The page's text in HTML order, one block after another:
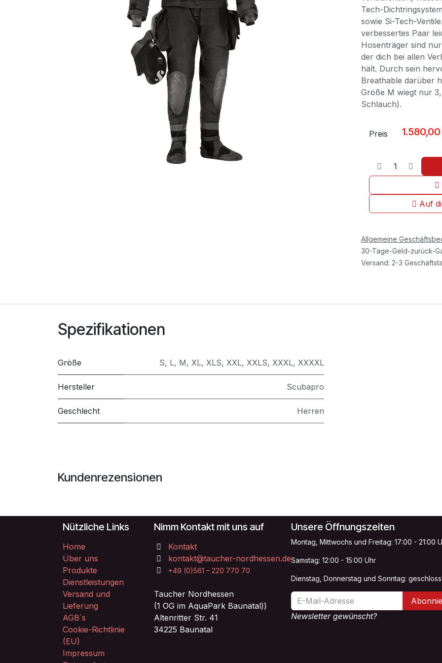
Tech-
sowie Si-Tech-
verbessertes Paar
Hosenträger sind
der dich bei allen
hält. Durch sein
Breathable darüber
Größe M wiegt nur
Schlauch).
Auf
Preis 1.580,00
Allgemeine
30-Tage-Geld-zurück-
Versand: 2-3
Spezifikationen
Größe S, L, M, XL, XLS, XXL, XXLS, XXXL, XXXXL
Hersteller Scubapro
Geschlecht Herren
Kundenrezensionen
Nützliche Links
Home
Über uns
Produkte
Dienstleistungen
Versand und
Lieferung
AGB´s
Cookie-Richtlinie
(EU)
Impressum
Nimm Kontakt mit uns auf
Kontakt
kontakt@taucher-nordhessen.de
+49 (0)561 – 220 770 70
Taucher Nordhessen
(1 OG im AquaPark Baunatal))
Altenritter Str. 41
34225 Baunatal
Unsere Öffnungszeiten
Montag, Mittwochs und Freitag: 17:00 - 21:00
Samstag: 12:00 - 15:00 Uhr
Dienstag, Donnerstag und Sonntag:
Newsletter gewünscht?